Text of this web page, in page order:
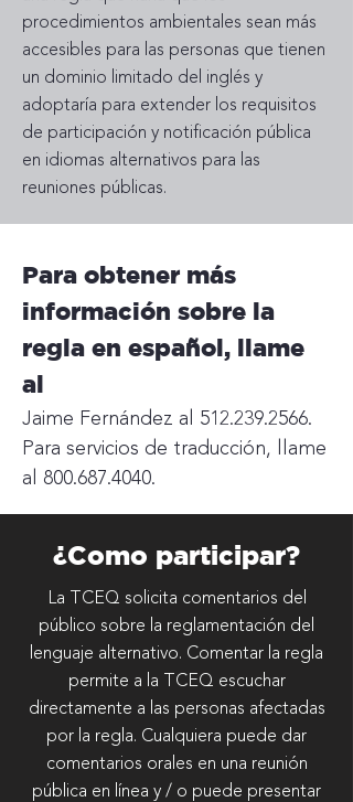
procedimientos ambientales sean más
accesibles para las personas que tienen
un dominio limitado del inglés y
adoptaría para extender los requisitos
de participación y notificación pública
en idiomas alternativos para las
reuniones públicas.
Para obtener más
información sobre la
regla en español, llame
al
Jaime Fernández al 512.239.2566.
Para servicios de traducción, llame
al 800.687.4040.
¿Como participar?
La TCEQ solicita comentarios del
público sobre la reglamentación del
lenguaje alternativo. Comentar la regla
permite a la TCEQ escuchar
directamente a las personas afectadas
por la regla. Cualquiera puede dar
comentarios orales en una reunión
pública en línea y / o puede presentar